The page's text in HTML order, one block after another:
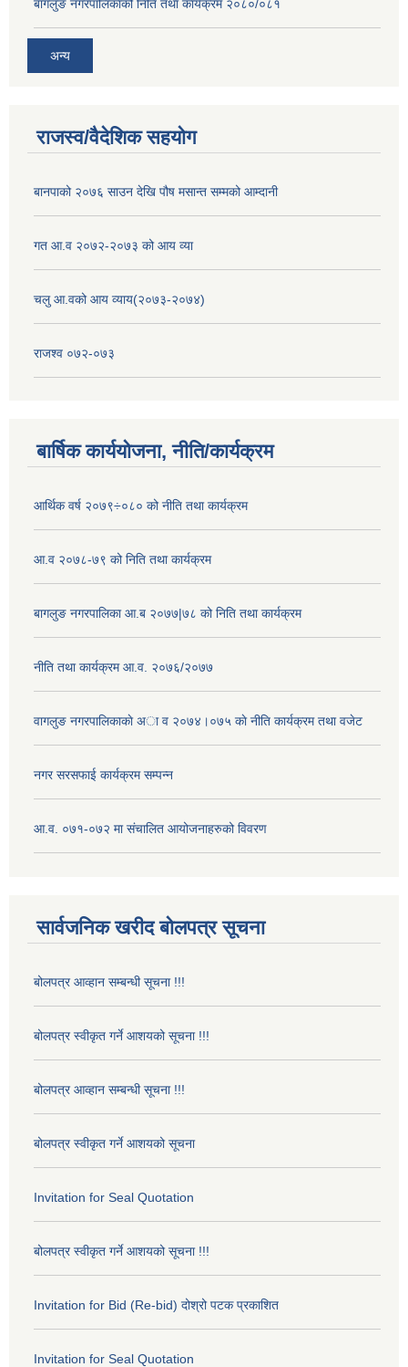
बागलुङ नगरपालिकाको निति तथा कार्यक्रम २०८०/०८१
अन्य
राजस्व/वैदेशिक सहयोग
बानपाको २०७६ साउन देखि पौष मसान्त सम्मको आम्दानी
गत आ.व २०७२-२०७३ को आय व्या
चलु आ.वको आय व्याय(२०७३-२०७४)
राजश्व ०७२-०७३
बार्षिक कार्ययोजना, नीति/कार्यक्रम
आर्थिक वर्ष २०७९÷०८० को नीति तथा कार्यक्रम
आ.व २०७८-७९ को निति तथा कार्यक्रम
बागलुङ नगरपालिका आ.ब २०७७|७८ को निति तथा कार्यक्रम
नीति तथा कार्यक्रम आ.व. २०७६/२०७७
वागलुङ नगरपालिकाकाे अा‍ व २०७४।०७५ काे नीति कार्यक्रम तथा वजेट
नगर सरसफाई कार्यक्रम सम्पन्न
आ.व. ०७१-०७२ मा संचालित आयोजनाहरुको विवरण
सार्वजनिक खरीद बोलपत्र सूचना
बोलपत्र आव्हान सम्बन्धी सूचना !!!
बोलपत्र स्वीकृत गर्ने आशयको सूचना !!!
बोलपत्र आव्हान सम्बन्धी सूचना !!!
बोलपत्र स्वीकृत गर्ने आशयको सूचना
Invitation for Seal Quotation
बोलपत्र स्वीकृत गर्ने आशयको सूचना !!!
Invitation for Bid (Re-bid) दोश्रो पटक प्रकाशित
Invitation for Seal Quotation